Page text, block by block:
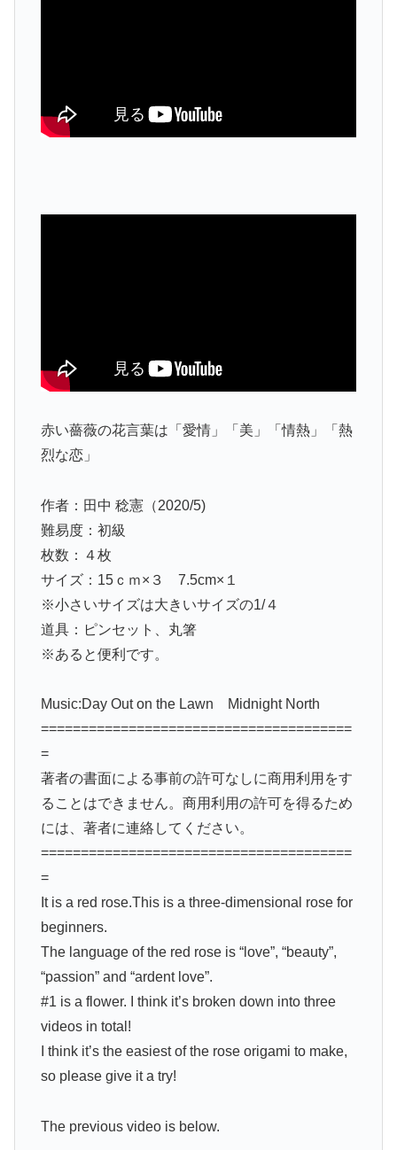
赤い薔薇の花言葉は「愛情」「美」「情熱」「熱
烈な恋」
作者：田中 稔憲（2020/5)
難易度：初級
枚数：４枚
サイズ：15ｃｍ×３ 7.5cm×１
※小さいサイズは大きいサイズの1/４
道具：ピンセット、丸箸
※あると便利です。
Music:Day Out on the Lawn Midnight North
=======================================
=
著者の書面による事前の許可なしに商用利用をす
ることはできません。商用利用の許可を得るため
には、著者に連絡してください。
=======================================
=
It is a red rose.This is a three-dimensional rose for
beginners.
The language of the red rose is “love”, “beauty”,
“passion” and “ardent love”.
#1 is a flower. I think it’s broken down into three
videos in total!
I think it’s the easiest of the rose origami to make,
so please give it a try!
The previous video is below.